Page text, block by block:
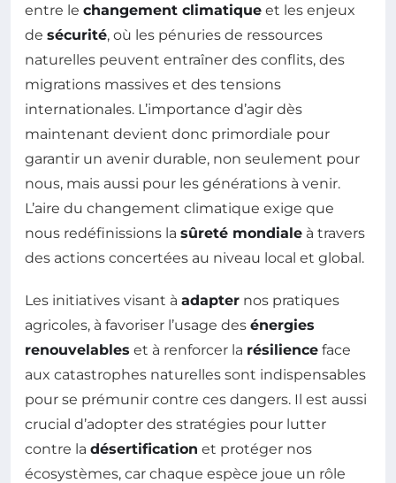
entre le changement climatique et les enjeux
de sécurité, où les pénuries de ressources
naturelles peuvent entraîner des conflits, des
migrations massives et des tensions
internationales. L’importance d’agir dès
maintenant devient donc primordiale pour
garantir un avenir durable, non seulement pour
nous, mais aussi pour les générations à venir.
L’aire du changement climatique exige que
nous redéfinissions la sûreté mondiale à travers
des actions concertées au niveau local et global.
Les initiatives visant à adapter nos pratiques
agricoles, à favoriser l’usage des énergies
renouvelables et à renforcer la résilience face
aux catastrophes naturelles sont indispensables
pour se prémunir contre ces dangers. Il est aussi
crucial d’adopter des stratégies pour lutter
contre la désertification et protéger nos
écosystèmes, car chaque espèce joue un rôle